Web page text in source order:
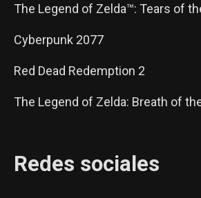
The Legend of Zelda™: Tears of
Cyberpunk 2077
Red Dead Redemption 2
The Legend of Zelda: Breath of
Redes sociales